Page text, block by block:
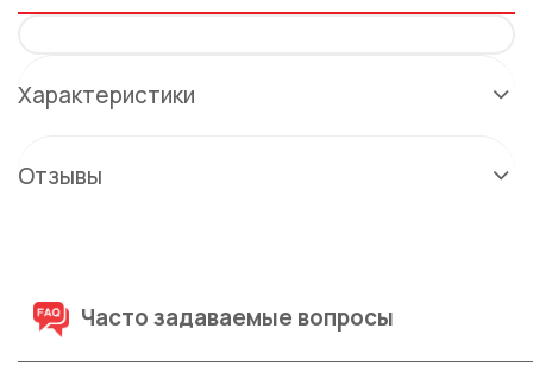
Характеристики
Отзывы
Часто задаваемые вопросы